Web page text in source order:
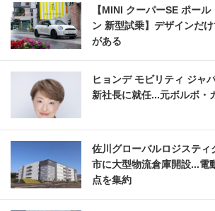
【MINI クーパーSE ポー
ン 新型試乗】デザインだ
がある
ヒョンデ モビリティ ジャ
新社長に就任...元ボルボ・
佐川グローバルロジスティ
市に大型物流倉庫開設...電
点を集約